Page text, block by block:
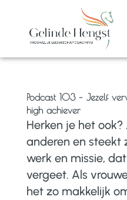
Podcast 103 – Jezelf
high achiever
Herken je het
anderen en steekt
werk en missie,
vergeet. Als
het zo makkelijk